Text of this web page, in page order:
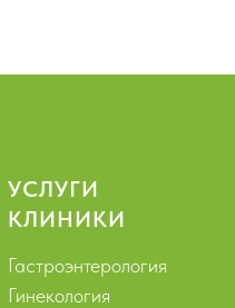
УСЛУГИ
КЛИНИКИ
Гастроэнтерология
Гинекология